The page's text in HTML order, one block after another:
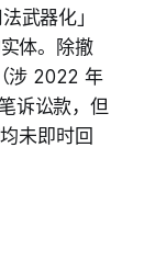
武器化」
体。除撤
涉 2022 年
诉讼款，但
未即时回